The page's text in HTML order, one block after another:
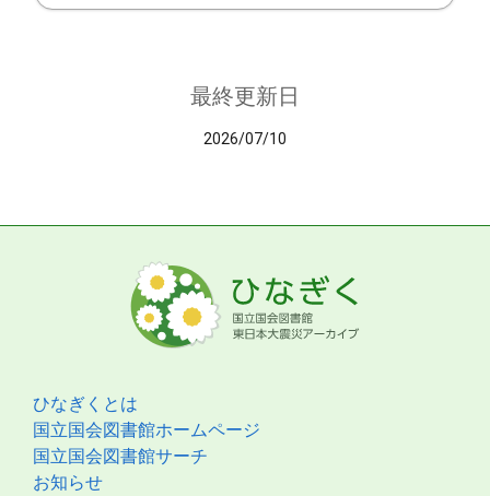
最終更新日
2026/07/10
ひなぎくとは
国立国会図書館ホームページ
国立国会図書館サーチ
お知らせ